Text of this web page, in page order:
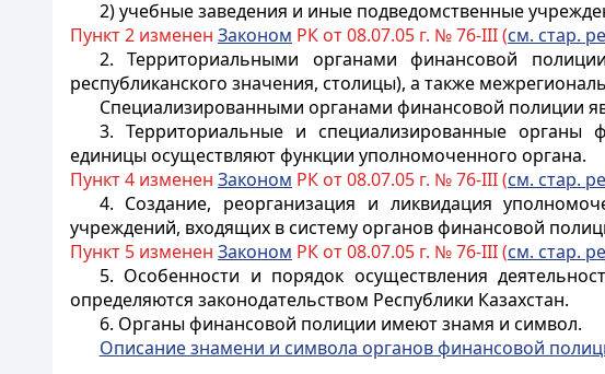
2) учебные заведения и иные подведомственные
Пункт 2 изменен Законом РК от 08.07.05 г. № 76-III (см. стар.
2. Территориальными органами финансовой
республиканского значения, столицы), а также
Специализированными органами финансовой полиции
3. Территориальные и специализированные органы
единицы осуществляют функции уполномоченного органа.
Пункт 4 изменен Законом РК от 08.07.05 г. № 76-III (см. стар.
4. Создание, реорганизация и ликвидация
учреждений, входящих в системуоргановфинансовой
Пункт 5 изменен Законом РК от 08.07.05 г. № 76-III (см. стар.
5. Особенности и порядок осуществления
определяются законодательством Республики Казахстан.
6. Органы финансовой полиции имеют знамя и символ.
Описание знамени и символа органов финансовой